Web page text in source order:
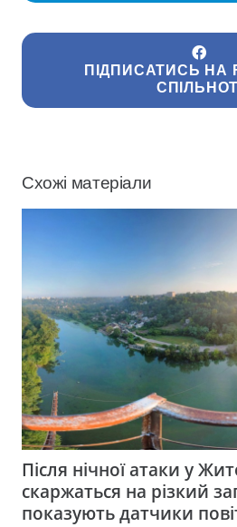
ПІДПИСАТИСЬ НА
Схожі матеріали
Після нічної атаки у
скаржаться на різкий
показують датчики